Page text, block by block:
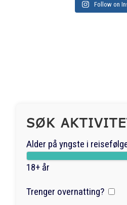
Follow on
SØK
Alder på yngste i
18+ år
Trenger overnatting?